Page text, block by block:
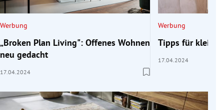
Werbung
„Broken Plan Living": Offenes Wohnen
neu gedacht
17.04.2024
Werbung
Tipps für kleine
17.04.2024